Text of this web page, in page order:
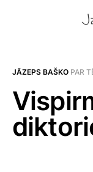
JĀZEPS BAŠKO PAR